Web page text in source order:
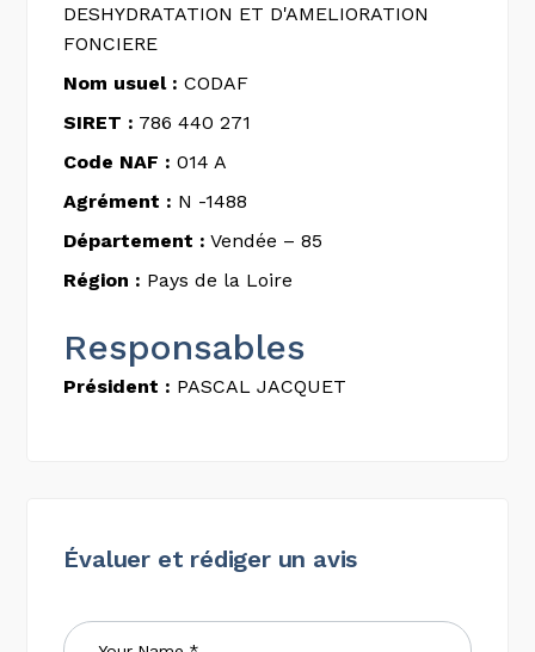
DESHYDRATATION ET D'AMELIORATION
FONCIERE
Nom usuel : CODAF
SIRET : 786 440 271
Code NAF : 014 A
Agrément : N -1488
Département : Vendée – 85
Région : Pays de la Loire
Responsables
Président : PASCAL JACQUET
Évaluer et rédiger un avis